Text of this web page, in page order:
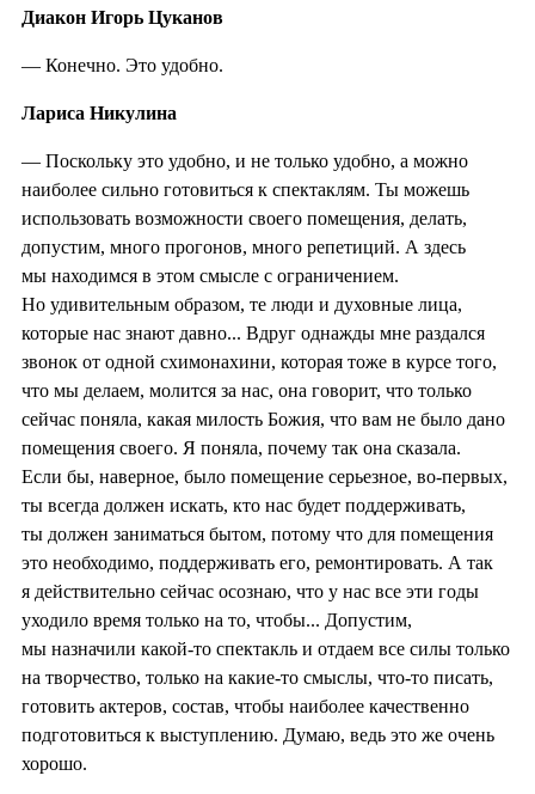
Диакон Игорь Цуканов
— Конечно. Это удобно.
Лариса Никулина
— Поскольку это удобно, и не только удобно, а можно
наиболее сильно готовиться к спектаклям. Ты можешь
использовать возможности своего помещения, делать,
допустим, много прогонов, много репетиций. А здесь
мы находимся в этом смысле с ограничением.
Но удивительным образом, те люди и духовные лица,
которые нас знают давно... Вдруг однажды мне раздался
звонок от одной схимонахини, которая тоже в курсе того,
что мы делаем, молится за нас, она говорит, что только
сейчас поняла, какая милость Божия, что вам не было дано
помещения своего. Я поняла, почему так она сказала.
Если бы, наверное, было помещение серьезное, во-первых,
ты всегда должен искать, кто нас будет поддерживать,
ты должен заниматься бытом, потому что для помещения
это необходимо, поддерживать его, ремонтировать. А так
я действительно сейчас осознаю, что у нас все эти годы
уходило время только на то, чтобы... Допустим,
мы назначили какой-то спектакль и отдаем все силы только
на творчество, только на какие-то смыслы, что-то писать,
готовить актеров, состав, чтобы наиболее качественно
подготовиться к выступлению. Думаю, ведь это же очень
хорошо.